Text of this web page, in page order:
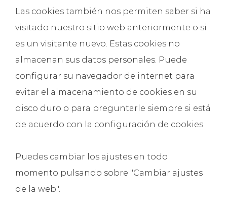
Las cookies también nos permiten saber si ha
visitado nuestro sitio web anteriormente o si
es un visitante nuevo. Estas cookies no
almacenan sus datos personales. Puede
configurar su navegador de internet para
evitar el almacenamiento de cookies en su
disco duro o para preguntarle siempre si está
de acuerdo con la configuración de cookies.
Puedes cambiar los ajustes en todo
momento pulsando sobre "Cambiar ajustes
de la web".